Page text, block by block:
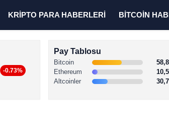
KRİPTO PARA HABERLERİ BİTCOİN
-0.73%
Pay Tablosu
Bitcoin
Ethereum
Altcoinler